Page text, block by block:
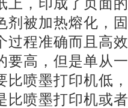
上，印成了页面
剂被加热熔化，
过程准确而且高
要高，但是单从
比喷墨打印机低
比喷墨打印机或